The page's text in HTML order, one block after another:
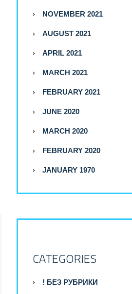
NOVEMBER 2021
AUGUST 2021
APRIL 2021
MARCH 2021
FEBRUARY 2021
JUNE 2020
MARCH 2020
FEBRUARY 2020
JANUARY 1970
CATEGORIES
! БЕЗ РУБРИКИ